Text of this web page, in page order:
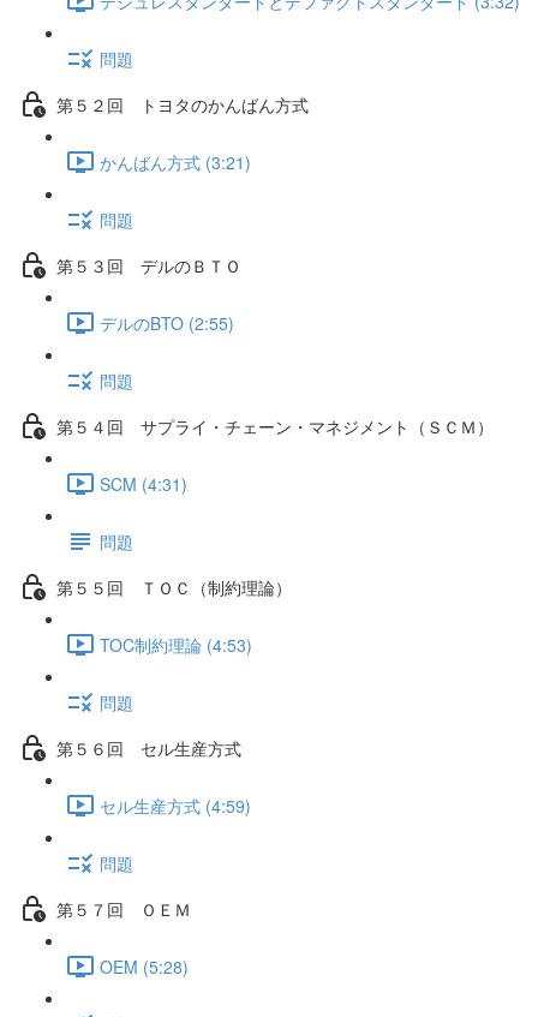
問題
第５２回 トヨタのかんばん方式
かんばん方式 (3:21)
問題
第５３回 デルのＢＴＯ
デルのBTO (2:55)
問題
第５４回 サプライ・チェーン・マネジメント（ＳＣＭ）
SCM (4:31)
問題
第５５回 ＴＯＣ（制約理論）
TOC制約理論 (4:53)
問題
第５６回 セル生産方式
セル生産方式 (4:59)
問題
第５７回 ＯＥＭ
OEM (5:28)